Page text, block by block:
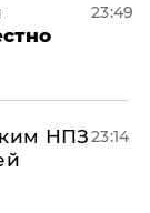
23:49
НПЗ23:14